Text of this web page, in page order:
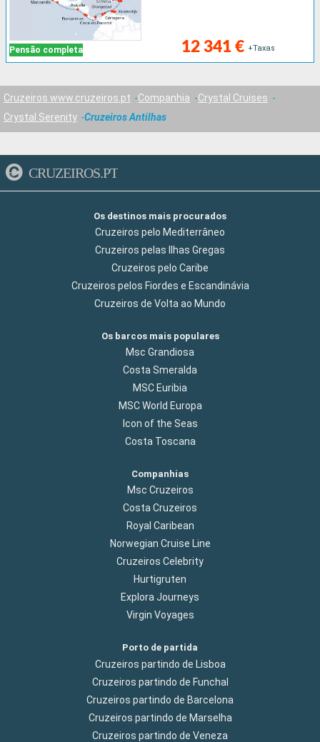
Pensão completa 12 341 € +Taxas
Cruzeiros www.cruzeiros.pt Companhia
Crystal Cruises
Crystal Serenity
Cruzeiros Antilhas
CRUZEIROS.PT
Os destinos mais procurados
Cruzeiros pelo Mediterrâneo
Cruzeiros pelas Ilhas Gregas
Cruzeiros pelo Caribe
Cruzeiros pelos Fiordes e Escandinávia
Cruzeiros de Volta ao Mundo
Os barcos mais populares
Msc Grandiosa
Costa Smeralda
MSC Euribia
MSC World Europa
Icon of the Seas
Costa Toscana
Companhias
Msc Cruzeiros
Costa Cruzeiros
Royal Caribean
Norwegian Cruise Line
Cruzeiros Celebrity
Hurtigruten
Explora Journeys
Virgin Voyages
Porto de partida
Cruzeiros partindo de Lisboa
Cruzeiros partindo de Funchal
Cruzeiros partindo de Barcelona
Cruzeiros partindo de Marselha
Cruzeiros partindo de Veneza